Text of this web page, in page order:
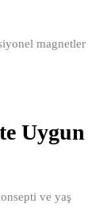
magnetler
Uygun
ve yaş